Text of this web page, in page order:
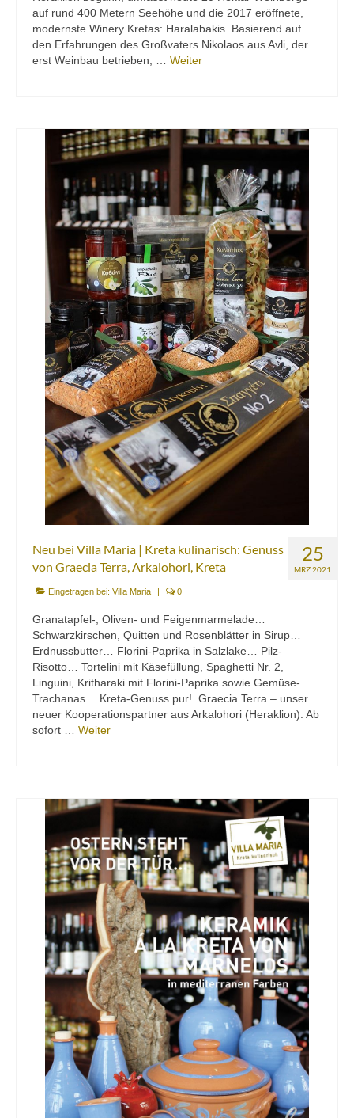
auf rund 400 Metern Seehöhe und die 2017 eröffnete,
modernste Winery Kretas: Haralabakis. Basierend auf
den Erfahrungen des Großvaters Nikolaos aus Avli, der
erst Weinbau betrieben, … Weiter
25
MRZ 2021
Neu bei Villa Maria | Kreta kulinarisch: Genuss
von Graecia Terra, Arkalohori, Kreta
Eingetragen bei: Villa Maria | 0
Granatapfel-, Oliven- und Feigenmarmelade…
Schwarzkirschen, Quitten und Rosenblätter in Sirup…
Erdnussbutter… Florini-Paprika in Salzlake… Pilz-
Risotto… Tortelini mit Käsefüllung, Spaghetti Nr. 2,
Linguini, Kritharaki mit Florini-Paprika sowie Gemüse-
Trachanas… Kreta-Genuss pur! Graecia Terra – unser
neuer Kooperationspartner aus Arkalohori (Heraklion). Ab
sofort … Weiter